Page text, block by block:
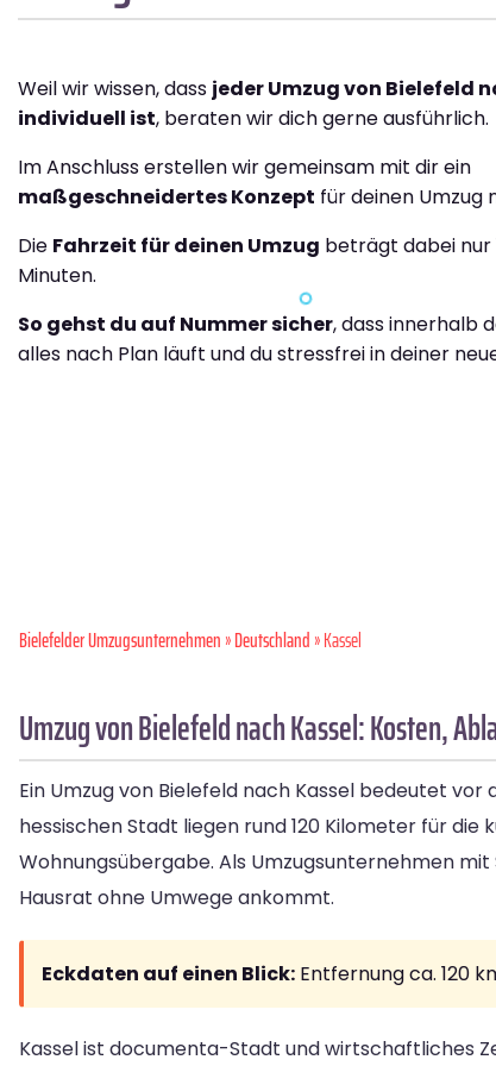
Weil wir wissen, dass jeder Umzug von Bielefeld
individuell ist, beraten wir dich gerne ausführlich.
Im Anschluss erstellen wir gemeinsam mit dir ein
maßgeschneidertes Konzept für deinen Umzug
Die Fahrzeit für deinen Umzug beträgt dabei nur
Minuten.
So gehst du auf Nummer sicher, dass innerhalb
alles nach Plan läuft und du stressfrei in deiner
Bielefelder Umzugsunternehmen»Deutschland» Kassel
Umzug von Bielefeld nach Kassel: Kosten,
Ein Umzug von Bielefeld nach Kassel bedeutet
hessischen Stadt liegen rund 120 Kilometer für
Wohnungsübergabe. Als Umzugsunternehmen
Hausrat ohne Umwege ankommt.
Eckdaten auf einen Blick: Entfernung ca. 120
Kassel ist documenta-Stadt und wirtschaftliches